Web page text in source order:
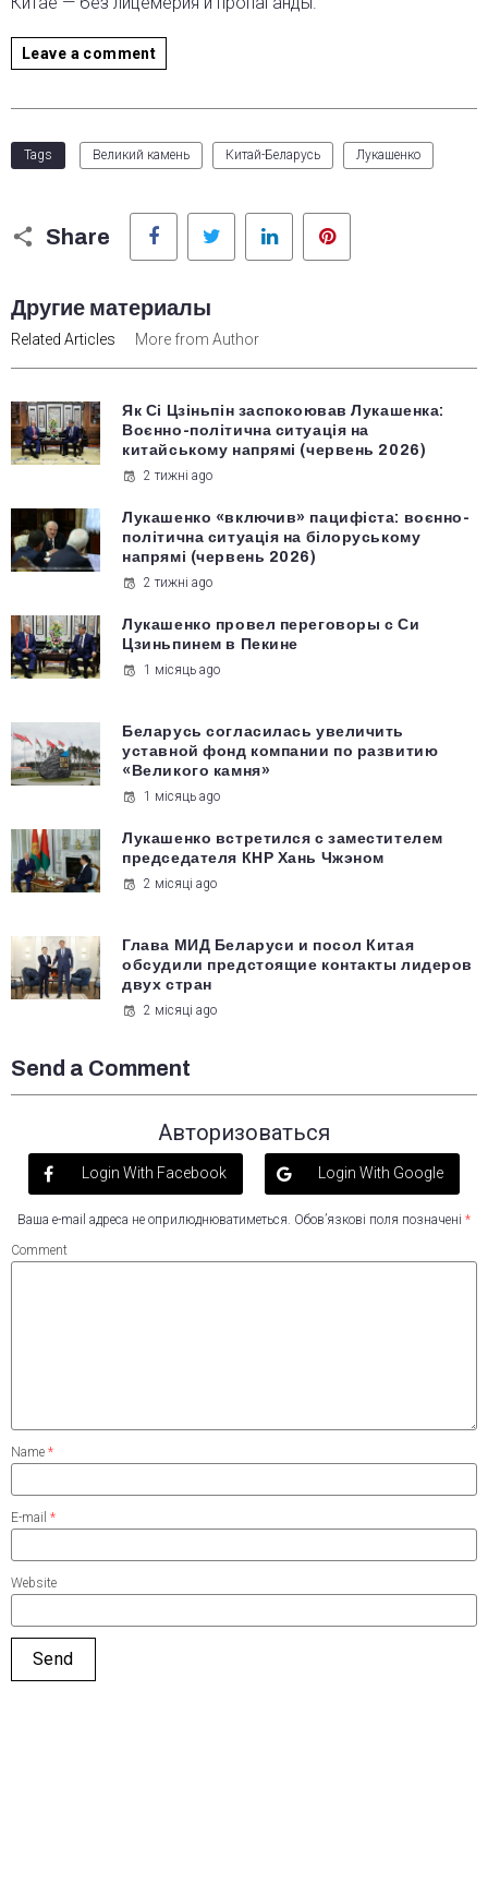
Leave a comment
Tags Великий камень Китай-Беларусь Лукашенко
Share
Facebook Twitter LinkedIn
Другие материалы
Related Articles More from Author
Як Сі Цзіньпін заспокоював Лукашенка:
Воєнно-політична ситуація на
китайському напрямі (червень 2026)
2 тижні ago
Лукашенко «включив» пацифіста: воєнно-
політична ситуація на білоруському
напрямі (червень 2026)
2 тижні ago
Лукашенко провел переговоры с Си
Цзиньпинем в Пекине
1 місяць ago
Беларусь согласилась увеличить
уставной фонд компании по развитию
«Великого камня»
1 місяць ago
Лукашенко встретился с заместителем
председателя КНР Хань Чжэном
2 місяці ago
Глава МИД Беларуси и посол Китая
обсудили предстоящие контакты лидеров
двух стран
2 місяці ago
Send a Comment
Авторизоваться
Login With Facebook Login With Google
Ваша e-mail адреса не оприлюднюватиметься. Обов’язкові поля позначені *
Comment
Name *
E-mail *
Website